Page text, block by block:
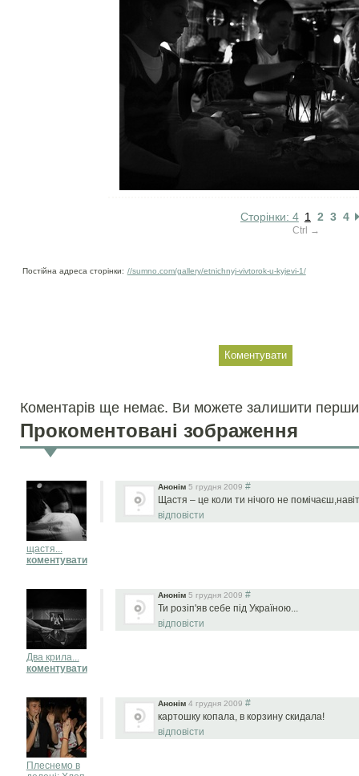
Сторінки: 4 1 2 3 4
Ctrl →
Постійна адреса сторінки: //sumno.com/gallery/etnichnyj-vivtorok-u-kyjevi-1/
Коментарів ще немає. Ви можете залишити
Прокоментовані зображення
Анонім 5 грудня 2009 #
Щастя – це коли ти нічого не
відповісти
щастя...
коментувати
Анонім 5 грудня 2009 #
Ти розіп'яв себе під Україною...
відповісти
Два крила...
коментувати
Анонім 4 грудня 2009 #
картошку копала, в корзину скидала!
відповісти
Плеснемо в